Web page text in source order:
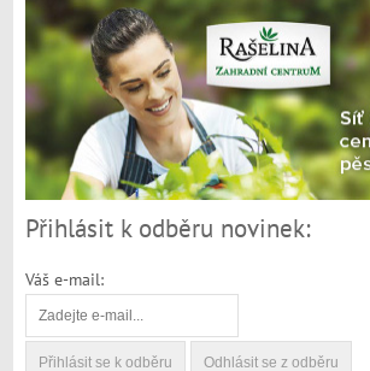
Přihlásit k odběru novinek:
Váš e-mail: